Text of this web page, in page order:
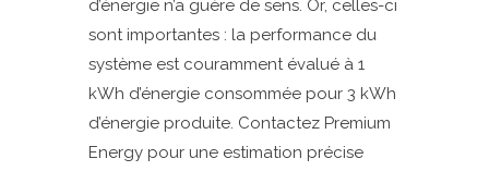
d’énergie n’a guère de sens. Or, celles-ci
sont importantes : la performance du
système est couramment évalué à 1
kWh d’énergie consommée pour 3 kWh
d’énergie produite. Contactez Premium
Energy pour une estimation précise